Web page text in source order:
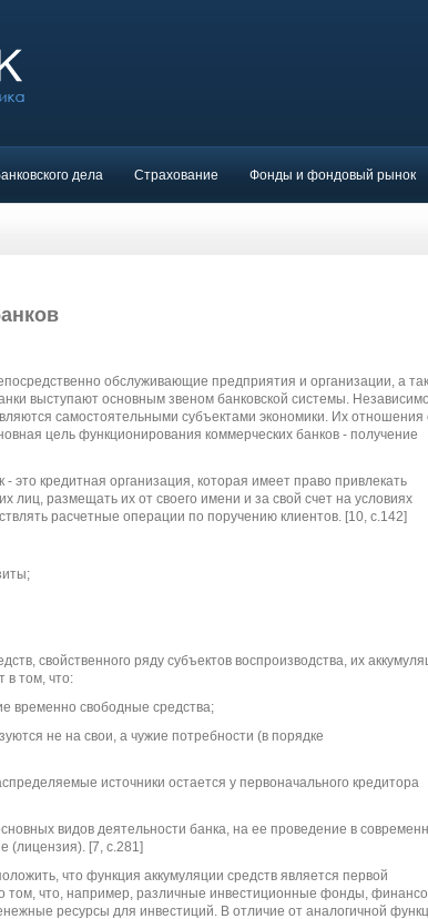
дела Страхование Фонды и фондовый рынок
обслуживающие предприятия и организации, а
выступают основным звеном банковской системы.
самостоятельными субъектами экономики. Их отношения
цель функционирования коммерческих банков - получение
- это кредитная организация, которая имеет право привлекать
лиц, размещать их от своего имени и за свой счет на условиях
расчетные операции по поручению клиентов. [10, с.142]
свойственного ряду субъектов воспроизводства, их
в том, что:
временно свободные средства;
не на свои, а чужие потребности (в порядке
источники остается у первоначального кредитора
видов деятельности банка, на ее проведение в
(лицензия). [7, с.281]
что функция аккумуляции средств является первой
том, что, например, различные инвестиционные фонды,
ресурсы для инвестиций. В отличие от аналогичной